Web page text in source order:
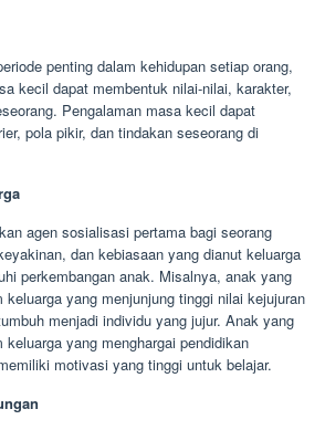
penting dalam kehidupan setiap orang,
kecil dapat membentuk nilai-nilai, karakter,
Pengalaman masa kecil dapat
pola pikir, dan tindakan seseorang di
agen sosialisasi pertama bagi seorang
dan kebiasaan yang dianut keluarga
perkembangan anak. Misalnya, anak yang
keluarga yang menjunjung tinggi nilai kejujuran
menjadi individu yang jujur. Anak yang
keluarga yang menghargai pendidikan
motivasi yang tinggi untuk belajar.